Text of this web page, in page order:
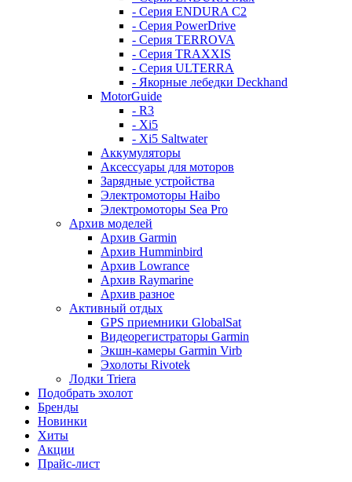
- Серия ENDURA C2
- Серия PowerDrive
- Серия TERROVA
- Серия TRAXXIS
- Серия ULTERRA
- Якорные лебедки Deckhand
MotorGuide
- R3
- Xi5
- Xi5 Saltwater
Аккумуляторы
Аксессуары для моторов
Зарядные устройства
Электромоторы Haibo
Электромоторы Sea Pro
Архив моделей
Архив Garmin
Архив Humminbird
Архив Lowrance
Архив Raymarine
Архив разное
Активный отдых
GPS приемники GlobalSat
Видеорегистраторы Garmin
Экшн-камеры Garmin Virb
Эхолоты Rivotek
Лодки Triera
Подобрать эхолот
Бренды
Новинки
Хиты
Акции
Прайс-лист